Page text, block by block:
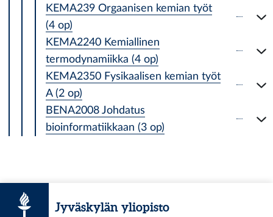
KEMA239 Orgaanisen kemian työt
(4 op)
KEMA2240 Kemiallinen
termodynamiikka (4 op)
KEMA2350 Fysikaalisen kemian työt
A (2 op)
BENA2008 Johdatus
bioinformatiikkaan (3 op)
Jyväskylän yliopisto